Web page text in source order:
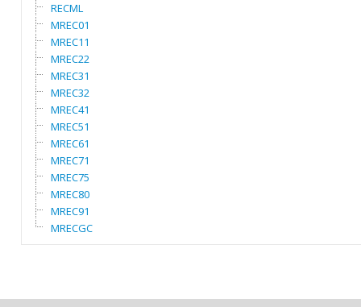
RECML
MREC01
MREC11
MREC22
MREC31
MREC32
MREC41
MREC51
MREC61
MREC71
MREC75
MREC80
MREC91
MRECGC